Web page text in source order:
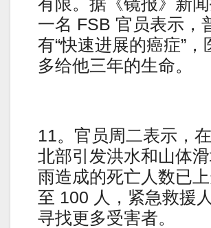
一名 FSB 官员表示，
有“快速进展的癌症”，
多给他三年的生命。
11。官员周二表示，
北部引发洪水和山体
雨造成的死亡人数已
至 100 人，紧急救援
寻找更多受害者。